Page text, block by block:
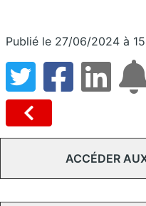
Publié le 27/06/2024 à
ACCÉDER